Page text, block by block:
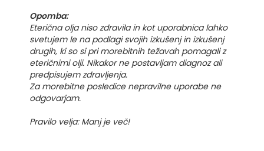
Opomba:
Eterična olja niso zdravila in kot uporabnica lahko
svetujem le na podlagi svojih izkušenj in izkušenj
drugih, ki so si pri morebitnih težavah pomagali z
eteričnimi olji. Nikakor ne postavljam diagnoz ali
predpisujem zdravljenja.
Za morebitne posledice nepravilne uporabe ne
odgovarjam.
Pravilo velja: Manj je več!